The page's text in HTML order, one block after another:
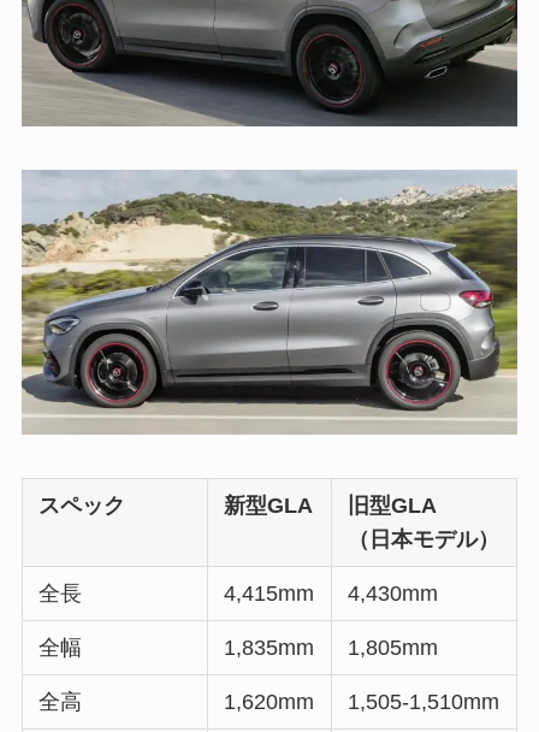
スペック 新型GLA
旧型GLA
（日本モデル）
全長 4,415mm 4,430mm
全幅 1,835mm 1,805mm
全高 1,620mm 1,505-1,510mm